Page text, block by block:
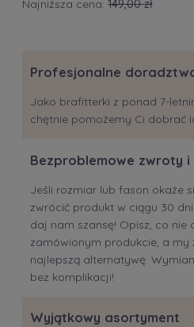
Najniższa cena: 149,00 zł
Profesjonalne
Jako brafitterki z ponad 7-
chętnie pomożemy Ci dobrać
Bezproblemowe zwroty i
Jeśli rozmiar lub fason okaże
zwrócić produkt w ciągu 30
daj nam szansę! Opisz, co nie
zamówionym produkcie, a my
najlepszą alternatywę.
bez komplikacji!
Wyjątkowy asortyment